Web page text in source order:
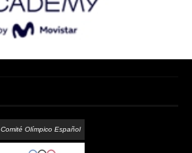
Comité Olímpico Español